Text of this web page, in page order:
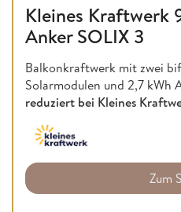
Kleines Kraftwerk
Anker SOLIX 3
Balkonkraftwerk mit zwei
Solarmodulen und 2,7 kWh
reduziert bei Kleines
Zum